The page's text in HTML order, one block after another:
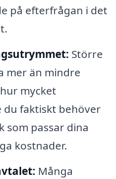
på efterfrågan i det
Större
mer än mindre
mycket
faktiskt behöver
som passar dina
kostnader.
Många